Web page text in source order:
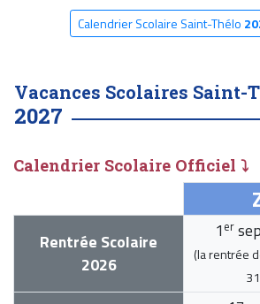
Calendrier Scolaire Saint-Thélo
Vacances Scolaires Saint-
2027
Calendrier Scolaire Officiel ⤵
Rentrée Scolaire
2026
1 er
(la rentrée